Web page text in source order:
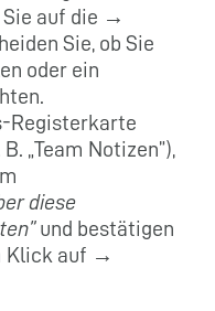
Sie auf die →
Sie, ob Sie
oder ein
Registerkarte
„Team Notizen”),
diese
und bestätigen
Klick auf →